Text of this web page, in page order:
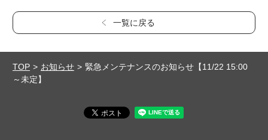
一覧に戻る
TOP お知らせ
緊急メンテナンスのお知らせ【11/22 15:00
～未定】